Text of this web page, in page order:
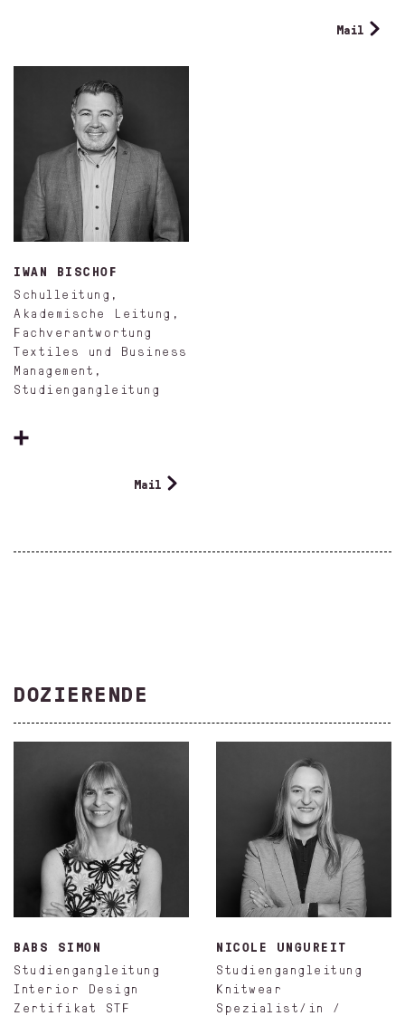
Mail
IWAN BISCHOF
Schulleitung,
Akademische Leitung,
Fachverantwortung
Textiles und Business
Management,
Studiengangleitung
Mail
DOZIERENDE
BABS SIMON
Studiengangleitung
Interior Design
Zertifikat STF
NICOLE UNGUREIT
Studiengangleitung
Knitwear
Spezialist/in /